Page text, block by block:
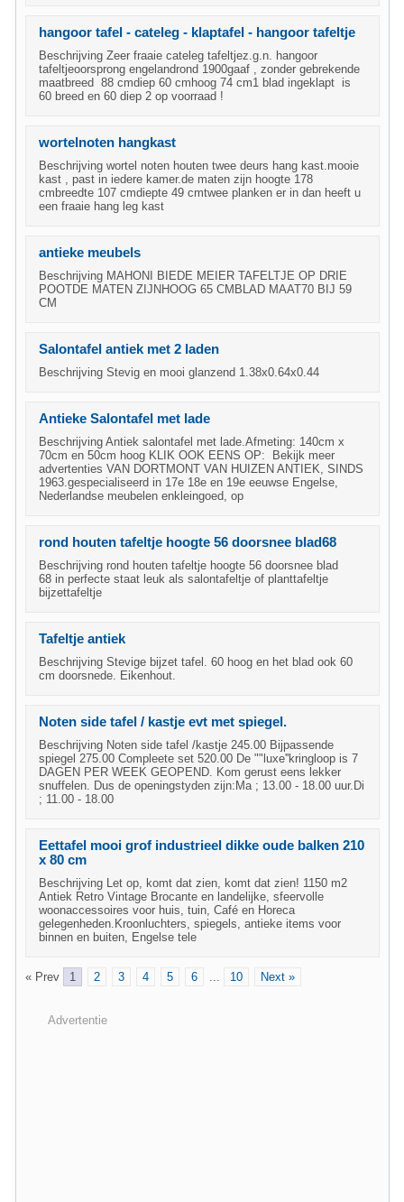
hangoor tafel - cateleg - klaptafel - hangoor tafeltje
Beschrijving Zeer fraaie cateleg tafeltjez.g.n. hangoor
tafeltjeoorsprong engelandrond 1900gaaf , zonder gebrekende
maatbreed 88 cmdiep 60 cmhoog 74 cm1 blad ingeklapt is
60 breed en 60 diep 2 op voorraad !
wortelnoten hangkast
Beschrijving wortel noten houten twee deurs hang kast.mooie
kast , past in iedere kamer.de maten zijn hoogte 178
cmbreedte 107 cmdiepte 49 cmtwee planken er in dan heeft u
een fraaie hang leg kast
antieke meubels
Beschrijving MAHONI BIEDE MEIER TAFELTJE OP DRIE
POOTDE MATEN ZIJNHOOG 65 CMBLAD MAAT70 BIJ 59
CM
Salontafel antiek met 2 laden
Beschrijving Stevig en mooi glanzend 1.38x0.64x0.44
Antieke Salontafel met lade
Beschrijving Antiek salontafel met lade.Afmeting: 140cm x
70cm en 50cm hoog KLIK OOK EENS OP: Bekijk meer
advertenties VAN DORTMONT VAN HUIZEN ANTIEK, SINDS
1963.gespecialiseerd in 17e 18e en 19e eeuwse Engelse,
Nederlandse meubelen enkleingoed, op
rond houten tafeltje hoogte 56 doorsnee blad68
Beschrijving rond houten tafeltje hoogte 56 doorsnee blad
68 in perfecte staat leuk als salontafeltje of planttafeltje
bijzettafeltje
Tafeltje antiek
Beschrijving Stevige bijzet tafel. 60 hoog en het blad ook 60
cm doorsnede. Eikenhout.
Noten side tafel / kastje evt met spiegel.
Beschrijving Noten side tafel /kastje 245.00 Bijpassende
spiegel 275.00 Compleete set 520.00 De ""luxe''kringloop is 7
DAGEN PER WEEK GEOPEND. Kom gerust eens lekker
snuffelen. Dus de openingstyden zijn:Ma ; 13.00 - 18.00 uur.Di
; 11.00 - 18.00
Eettafel mooi grof industrieel dikke oude balken 210
x 80 cm
Beschrijving Let op, komt dat zien, komt dat zien! 1150 m2
Antiek Retro Vintage Brocante en landelijke, sfeervolle
woonaccessoires voor huis, tuin, Café en Horeca
gelegenheden.Kroonluchters, spiegels, antieke items voor
binnen en buiten, Engelse tele
« Prev 1 2 3 4 5 6 ... 10 Next »
Advertentie